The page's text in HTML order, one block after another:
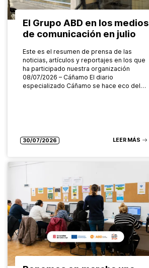
El Grupo ABD en los medios
de comunicación en julio
Este es el resumen de prensa de las
noticias, artículos y reportajes en los que
ha participado nuestra organización
08/07/2026 – Cáñamo El diario
especializado Cáñamo se hace eco del…
30/07/2026 LEER MÁS